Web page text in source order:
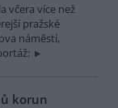
včera více než
pražské
náměstí,
korun